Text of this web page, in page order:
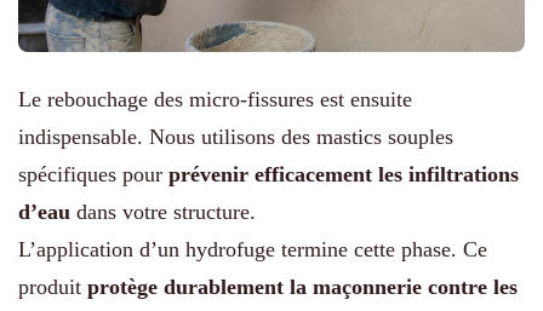
Le rebouchage des micro-fissures est ensuite
indispensable. Nous utilisons des mastics souples
spécifiques pour prévenir efficacement les infiltrations
d’eau dans votre structure.
L’application d’un hydrofuge termine cette phase. Ce
produit protège durablement la maçonnerie contre les